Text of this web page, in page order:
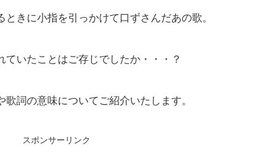
きに小指を引っかけて口ずさんだあの歌。
いたことはご存じでしたか・・・？
詞の意味についてご紹介いたします。
スポンサーリンク